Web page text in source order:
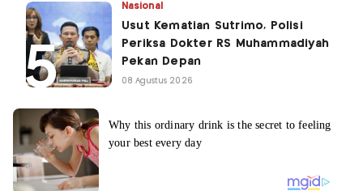
Nasional
Usut Kematian Sutrimo, Polisi
Periksa Dokter RS Muhammadiyah
Pekan Depan
08 Agustus 2026